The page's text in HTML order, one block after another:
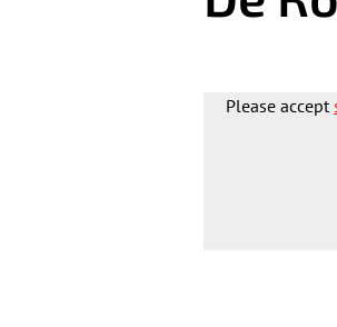
Please accept